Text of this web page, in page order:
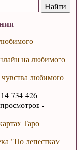
на любимого
любимого
734 426
просмотров -
Таро
"По лепесткам